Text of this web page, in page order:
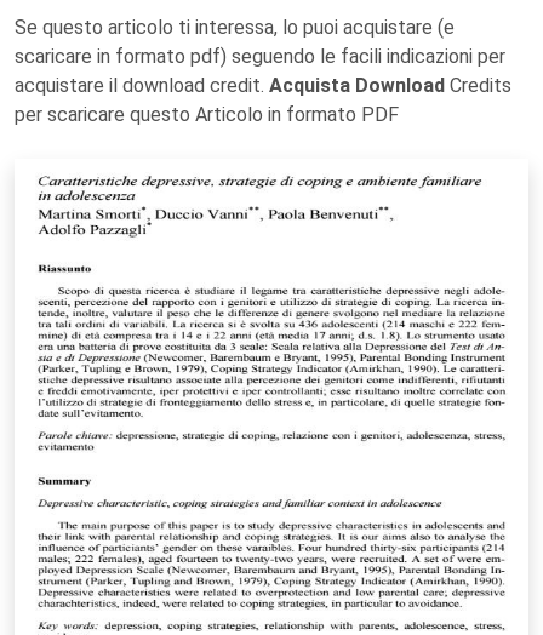
Se questo articolo ti interessa, lo puoi acquistare (e
scaricare in formato pdf) seguendo le facili indicazioni per
acquistare il download credit. Acquista Download Credits
per scaricare questo Articolo in formato PDF